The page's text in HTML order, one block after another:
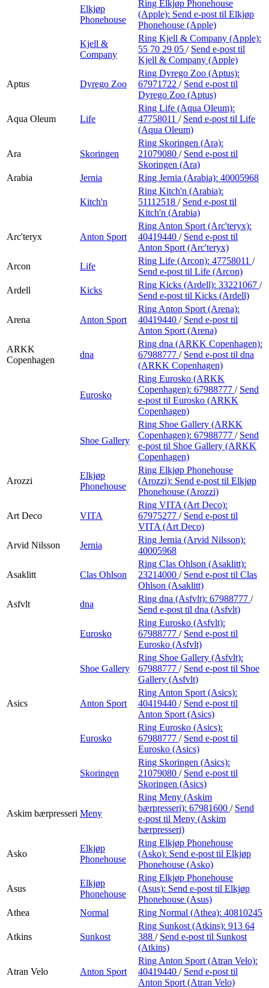
Elkjøp
Phonehouse
Ring Elkjøp Phonehouse
(Apple): Send e-post til Elkjøp
Phonehouse (Apple)
Kjell &
Company
Ring Kjell & Company (Apple):
55 70 29 05 / Send e-post til
Kjell & Company (Apple)
Aptus Dyrego Zoo
Ring Dyrego Zoo (Aptus):
67971722 / Send e-post til
Dyrego Zoo (Aptus)
Aqua Oleum Life
Ring Life (Aqua Oleum):
47758011 / Send e-post til Life
(Aqua Oleum)
Ara Skoringen
Ring Skoringen (Ara):
21079080 / Send e-post til
Skoringen (Ara)
Arabia
Jernia Ring Jernia (Arabia): 40005968
Kitch'n
Ring Kitch'n (Arabia):
51112518 / Send e-post til
Kitch'n (Arabia)
Arc'teryx Anton Sport
Ring Anton Sport (Arc'teryx):
40419440 / Send e-post til
Anton Sport (Arc'teryx)
Arcon
Life
Ring Life (Arcon): 47758011 /
Send e-post til Life (Arcon)
Ardell
Kicks
Ring Kicks (Ardell): 33221067 /
Send e-post til Kicks (Ardell)
Arena Anton Sport
Ring Anton Sport (Arena):
40419440 / Send e-post til
Anton Sport (Arena)
ARKK
Copenhagen
dna
Ring dna (ARKK Copenhagen):
67988777 / Send e-post til dna
(ARKK Copenhagen)
Eurosko
Ring Eurosko (ARKK
Copenhagen): 67988777 / Send
e-post til Eurosko (ARKK
Copenhagen)
Shoe Gallery
Ring Shoe Gallery (ARKK
Copenhagen): 67988777 / Send
e-post til Shoe Gallery (ARKK
Copenhagen)
Arozzi
Elkjøp
Phonehouse
Ring Elkjøp Phonehouse
(Arozzi): Send e-post til Elkjøp
Phonehouse (Arozzi)
Art Deco VITA
Ring VITA (Art Deco):
67975277 / Send e-post til
VITA (Art Deco)
Arvid Nilsson
Jernia
Ring Jernia (Arvid Nilsson):
40005968
Asaklitt Clas Ohlson
Ring Clas Ohlson (Asaklitt):
23214000 / Send e-post til Clas
Ohlson (Asaklitt)
Asfvlt
dna
Ring dna (Asfvlt): 67988777 /
Send e-post til dna (Asfvlt)
Eurosko
Ring Eurosko (Asfvlt):
67988777 / Send e-post til
Eurosko (Asfvlt)
Shoe Gallery
Ring Shoe Gallery (Asfvlt):
67988777 / Send e-post til Shoe
Gallery (Asfvlt)
Asics Anton Sport
Ring Anton Sport (Asics):
40419440 / Send e-post til
Anton Sport (Asics)
Eurosko
Ring Eurosko (Asics):
67988777 / Send e-post til
Eurosko (Asics)
Skoringen
Ring Skoringen (Asics):
21079080 / Send e-post til
Skoringen (Asics)
Askim bærpresseri Meny
Ring Meny (Askim
bærpresseri): 67981600 / Send
e-post til Meny (Askim
bærpresseri)
Asko
Elkjøp
Phonehouse
Ring Elkjøp Phonehouse
(Asko): Send e-post til Elkjøp
Phonehouse (Asko)
Asus
Elkjøp
Phonehouse
Ring Elkjøp Phonehouse
(Asus): Send e-post til Elkjøp
Phonehouse (Asus)
Athea
Normal Ring Normal (Athea): 40810245
Atkins Sunkost
Ring Sunkost (Atkins): 913 64
388 / Send e-post til Sunkost
(Atkins)
Atran Velo Anton Sport
Ring Anton Sport (Atran Velo):
40419440 / Send e-post til
Anton Sport (Atran Velo)